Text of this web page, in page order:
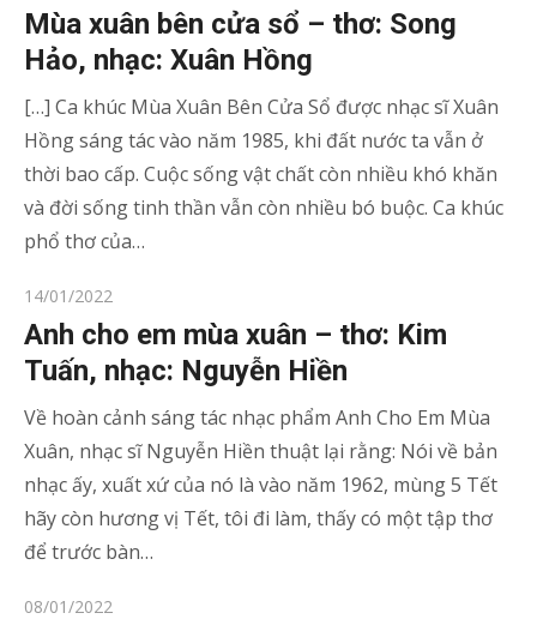
on
Mùa xuân bên cửa sổ – thơ: Song
Hảo, nhạc: Xuân Hồng
[…] Ca khúc Mùa Xuân Bên Cửa Sổ được nhạc sĩ Xuân
Hồng sáng tác vào năm 1985, khi đất nước ta vẫn ở
thời bao cấp. Cuộc sống vật chất còn nhiều khó khăn
và đời sống tinh thần vẫn còn nhiều bó buộc. Ca khúc
phổ thơ của…
Posted
on
14/01/2022
Anh cho em mùa xuân – thơ: Kim
Tuấn, nhạc: Nguyễn Hiền
Về hoàn cảnh sáng tác nhạc phẩm Anh Cho Em Mùa
Xuân, nhạc sĩ Nguyễn Hiền thuật lại rằng: Nói về bản
nhạc ấy, xuất xứ của nó là vào năm 1962, mùng 5 Tết
hãy còn hương vị Tết, tôi đi làm, thấy có một tập thơ
để trước bàn…
Posted
08/01/2022